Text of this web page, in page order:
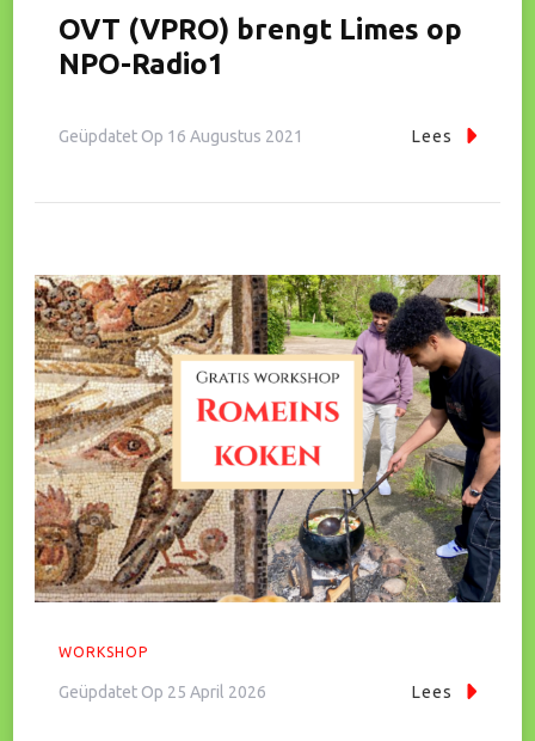
OVT (VPRO) brengt Limes op
NPO-Radio1
Geüpdatet Op 16 Augustus 2021 Lees
WORKSHOP
Geüpdatet Op 25 April 2026 Lees